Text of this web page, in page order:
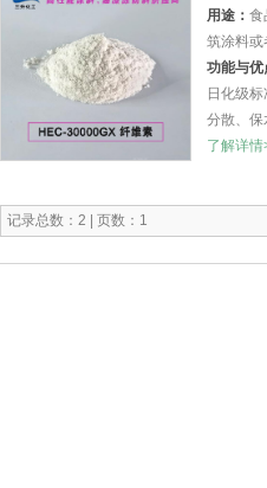
素增稠剂
用途： 食
筑涂料或
功能与优
日化级
分散、保
了解详情
记录总数：2 | 页数：1